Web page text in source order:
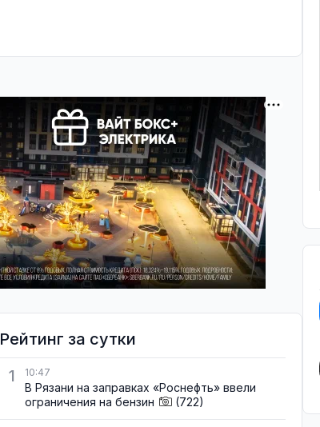
Рейтинг за сутки
1
10:47
В Рязани на заправках «Роснефть» ввели
ограничения на бензин
(722)